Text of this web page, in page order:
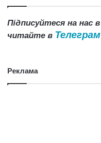
Підписуйтеся на нас в
читайте в Телеграм
Реклама